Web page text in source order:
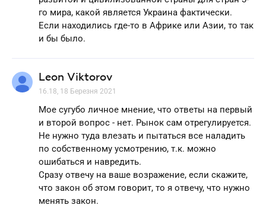
го мира, какой является Украина фактически.
Если находились где-то в Африке или Азии, то так
и бы было.
Leon Viktorov
16.18, 18 Березня 2021
Мое сугубо личное мнение, что ответы на первый
и второй вопрос - нет. Рынок сам отрегулируется.
Не нужно туда влезать и пытаться все наладить
по собственному усмотрению, т.к. можно
ошибаться и навредить.
Сразу отвечу на ваше возражение, если скажите,
что закон об этом говорит, то я отвечу, что нужно
менять закон.